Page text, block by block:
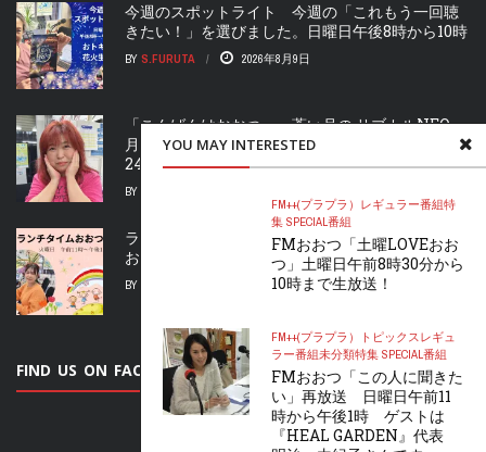
YOU MAY INTERESTED
FM++(プラプラ） レギュラー番組特
集 SPECIAL番組
FMおおつ「土曜LOVEおお
つ」土曜日午前8時30分から
10時まで生放送！
FM++(プラプラ） トピックスレギュ
ラー番組未分類特集 SPECIAL番組
FMおおつ「この人に聞きた
い」再放送 日曜日午前11
時から午後1時 ゲストは
『HEAL GARDEN』代表
今週のスポットライト 今週の「これもう一回聴
きたい！」を選びました。日曜日午後8時から10時
BY S.FURUTA 2026年8月9日
「こんばんはおおつ 蒼い月の サブカルNEO」
月曜午後6時から8時まで放送！再放送 22時から
24時 開始！
BY
ランチタイムおおつ」火曜日 橋本恵里奈さんが
お届け！うふふと一緒に笑いましょう!
BY 2026年8月9日
FIND US ON FACEBOOK